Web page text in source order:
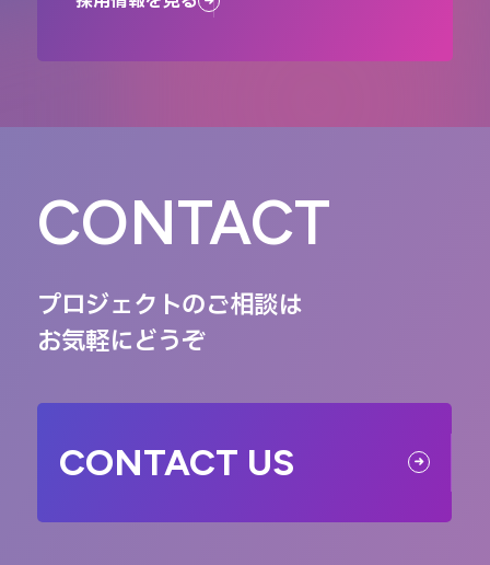
CONTACT
プロジェクトのご相談は
お気軽にどうぞ
CONTACT US